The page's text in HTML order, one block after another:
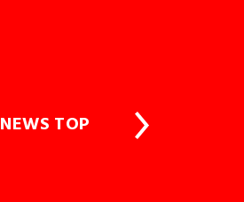
NEWS TOP